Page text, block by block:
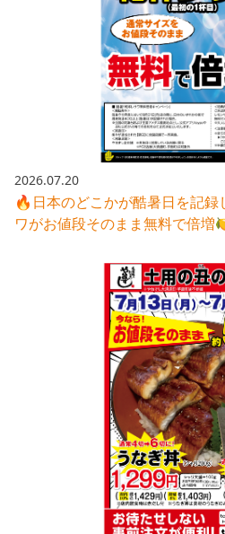
有価証券報告書等法定
株主通信
株主総会関連資料
その他IR資料
適時開示資料
株主優待
電子公告
IRお問い合わせ
2026.07.20
🔥日本のどこかが酷暑日を記録
ワがお値段そのまま無料で倍増